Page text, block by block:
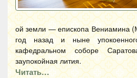
ой земли — епископа Вениамина
год назад и ныне
кафедральном соборе
заупокойная лития.
Читать…